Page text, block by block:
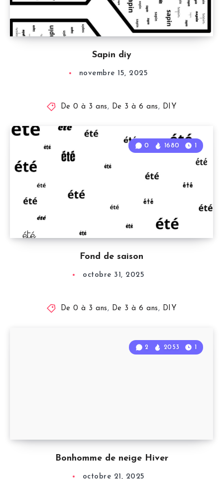
Sapin diy
novembre 15, 2025
De 0 à 3 ans, De 3 à 6 ans, DIY
Fond de saison
0 1680 1
octobre 31, 2025
De 0 à 3 ans, De 3 à 6 ans, DIY
Bonhomme de neige Hiver
2 2053 1
octobre 21, 2025